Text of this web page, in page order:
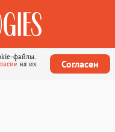
файлы.
на их
Согласен